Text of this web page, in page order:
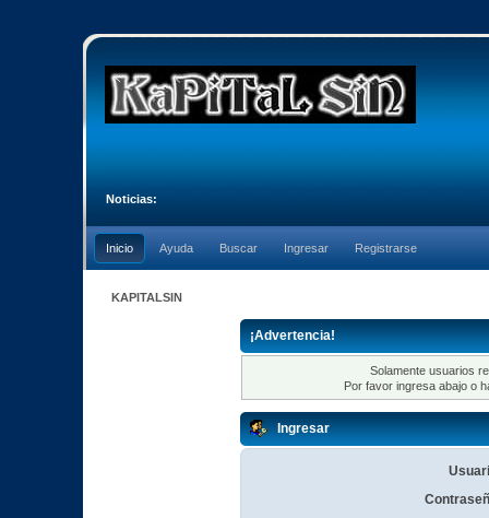
Noticias:
Inicio Ayuda Buscar Ingresar Registrarse
KAPITALSIN
¡Advertencia!
Solamente usuarios
Por favor ingresa abajo o
Ingresar